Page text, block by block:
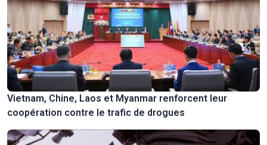
Vietnam, Chine, Laos et Myanmar renforcent leur
coopération contre le trafic de drogues